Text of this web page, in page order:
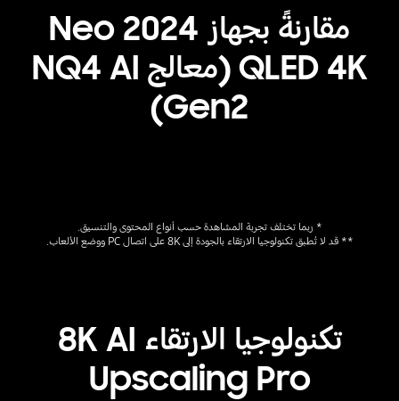
مقارنةً بجهاز 2024 Neo
QLED 4K (معالج NQ4 AI
Gen2)
* ربما تختلف تجربة المشاهدة حسب أنواع المحتوى والتنسيق.
** قد لا تُطبق تكنولوجيا الارتقاء بالجودة إلى 8K على اتصال PC ووضع الألعاب.
تكنولوجيا الارتقاء 8K AI
Upscaling Pro